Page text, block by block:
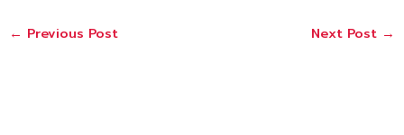
← Previous Post Next Post →